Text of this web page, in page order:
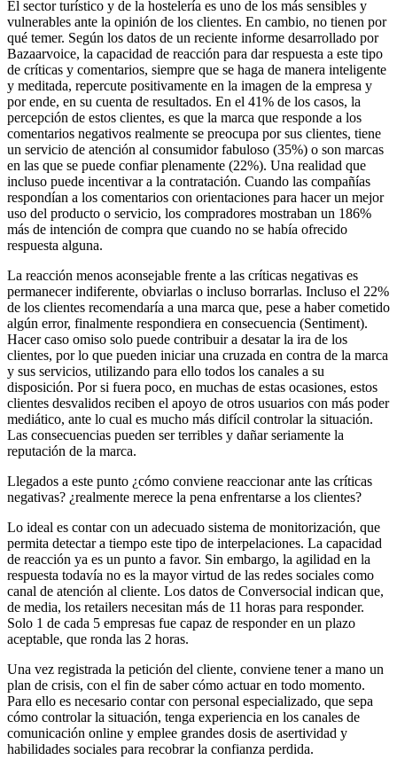
El sector turístico y de la hostelería es uno de los más sensibles y
vulnerables ante la opinión de los clientes. En cambio, no tienen por
qué temer. Según los datos de un reciente informe desarrollado por
Bazaarvoice, la capacidad de reacción para dar respuesta a este tipo
de críticas y comentarios, siempre que se haga de manera inteligente
y meditada, repercute positivamente en la imagen de la empresa y
por ende, en su cuenta de resultados. En el 41% de los casos, la
percepción de estos clientes, es que la marca que responde a los
comentarios negativos realmente se preocupa por sus clientes, tiene
un servicio de atención al consumidor fabuloso (35%) o son marcas
en las que se puede confiar plenamente (22%). Una realidad que
incluso puede incentivar a la contratación. Cuando las compañías
respondían a los comentarios con orientaciones para hacer un mejor
uso del producto o servicio, los compradores mostraban un 186%
más de intención de compra que cuando no se había ofrecido
respuesta alguna.
La reacción menos aconsejable frente a las críticas negativas es
permanecer indiferente, obviarlas o incluso borrarlas. Incluso el 22%
de los clientes recomendaría a una marca que, pese a haber cometido
algún error, finalmente respondiera en consecuencia (Sentiment).
Hacer caso omiso solo puede contribuir a desatar la ira de los
clientes, por lo que pueden iniciar una cruzada en contra de la marca
y sus servicios, utilizando para ello todos los canales a su
disposición. Por si fuera poco, en muchas de estas ocasiones, estos
clientes desvalidos reciben el apoyo de otros usuarios con más poder
mediático, ante lo cual es mucho más difícil controlar la situación.
Las consecuencias pueden ser terribles y dañar seriamente la
reputación de la marca.
Llegados a este punto ¿cómo conviene reaccionar ante las críticas
negativas? ¿realmente merece la pena enfrentarse a los clientes?
Lo ideal es contar con un adecuado sistema de monitorización, que
permita detectar a tiempo este tipo de interpelaciones. La capacidad
de reacción ya es un punto a favor. Sin embargo, la agilidad en la
respuesta todavía no es la mayor virtud de las redes sociales como
canal de atención al cliente. Los datos de Conversocial indican que,
de media, los retailers necesitan más de 11 horas para responder.
Solo 1 de cada 5 empresas fue capaz de responder en un plazo
aceptable, que ronda las 2 horas.
Una vez registrada la petición del cliente, conviene tener a mano un
plan de crisis, con el fin de saber cómo actuar en todo momento.
Para ello es necesario contar con personal especializado, que sepa
cómo controlar la situación, tenga experiencia en los canales de
comunicación online y emplee grandes dosis de asertividad y
habilidades sociales para recobrar la confianza perdida.